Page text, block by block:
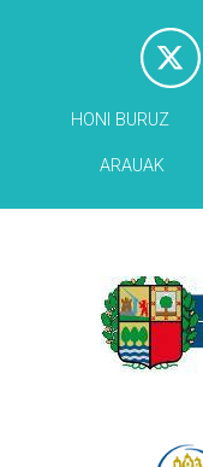
HONI BURUZ
ARAUAK